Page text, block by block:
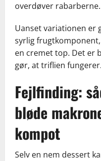
overdøver rabarberne.
Uanset variationen er
syrlig
en cremet top. Det er
gør, at triflien fungerer.
Fejlfinding:
bløde
kompot
Selv en nem dessert